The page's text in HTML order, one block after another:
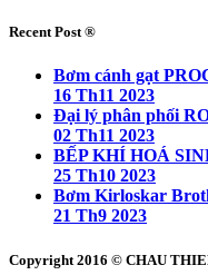
Recent Post ®
Bơm cánh gạt
16 Th11 2023
Đại lý phân phối
02 Th11 2023
BẾP KHÍ HOÁ
25 Th10 2023
Bơm Kirloskar
21 Th9 2023
Copyright 2016 © CHAU